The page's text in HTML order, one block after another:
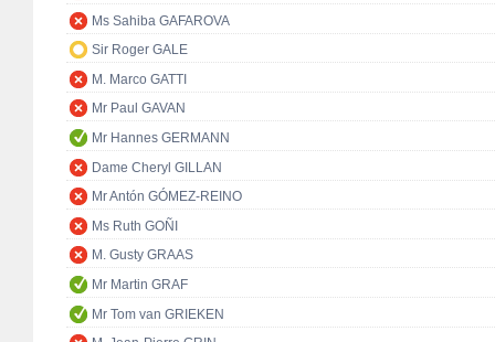
Ms Sahiba GAFAROVA
Sir Roger GALE
M. Marco GATTI
Mr Paul GAVAN
Mr Hannes GERMANN
Dame Cheryl GILLAN
Mr Antón GÓMEZ-REINO
Ms Ruth GOÑI
M. Gusty GRAAS
Mr Martin GRAF
Mr Tom van GRIEKEN